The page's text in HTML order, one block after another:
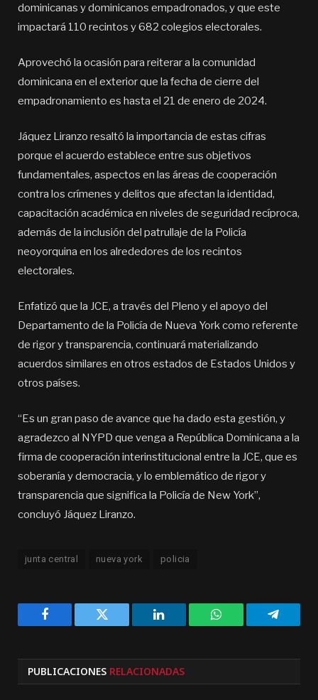
dominicanas y dominicanos empadronados, y que este
impactará 110 recintos y 682 colegios electorales.
Aprovechó la ocasión para reiterar a la comunidad
dominicana en el exterior que la fecha de cierre del
empadronamiento es hasta el 21 de enero de 2024.
Jáquez Liranzo resaltó la importancia de estas cifras
porque el acuerdo establece entre sus objetivos
fundamentales, aspectos en las áreas de cooperación
contra los crímenes y delitos que afectan la identidad,
capacitación académica en niveles de seguridad recíproca,
además de la inclusión del patrullaje de la Policía
neoyorquina en los alrededores de los recintos
electorales.
Enfatizó que la JCE, a través del Pleno y el apoyo del
Departamento de la Policía de Nueva York como referente
de rigor y transparencia, continuará materializando
acuerdos similares en otros estados de Estados Unidos y
otros países.
“Es un gran paso de avance que ha dado esta gestión, y
agradezco al NYPD que venga a República Dominicana a la
firma de cooperación interinstitucional entre la JCE, que es
soberanía y democracia, y lo emblemático de rigor y
transparencia que significa la Policía de New York”,
concluyó Jáquez Liranzo.
junta central nueva york policia
Facebook Twitter LinkedIn WhatsApp
PUBLICACIONES RELACIONADAS